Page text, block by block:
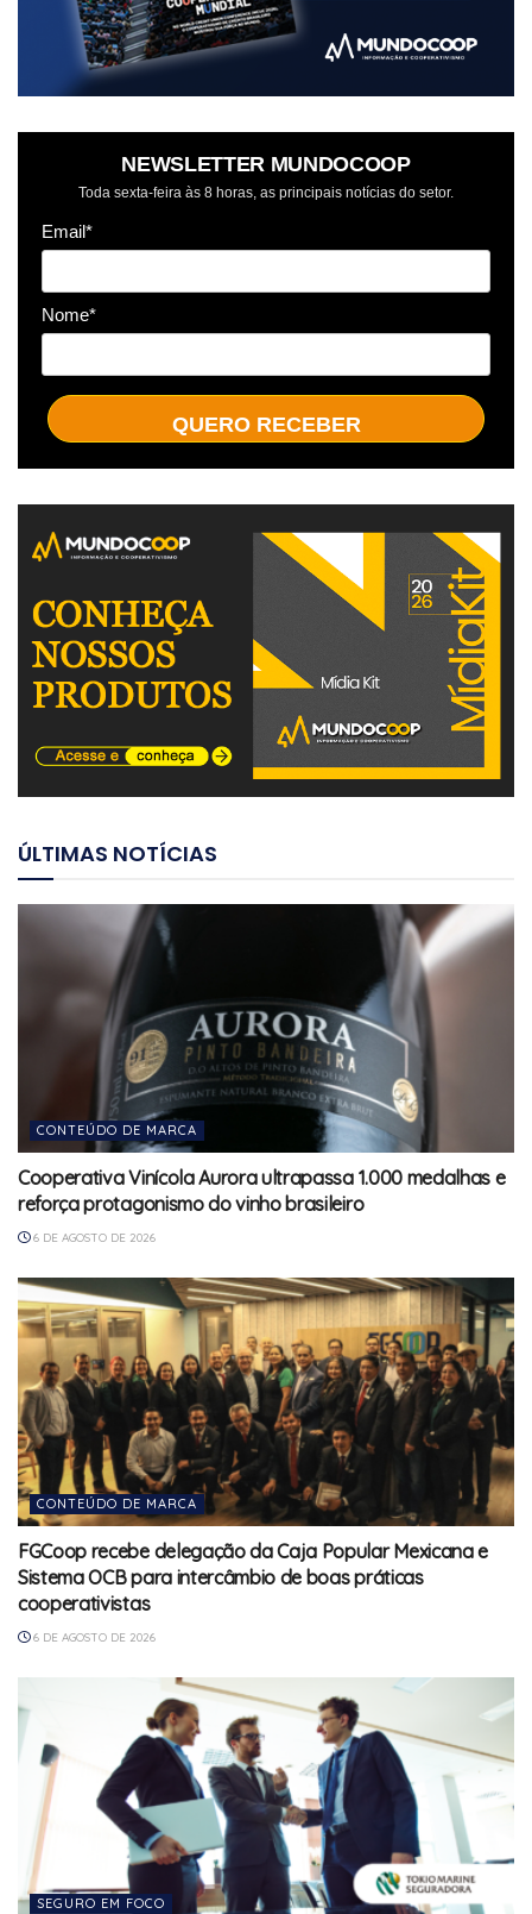
NEWSLETTER MUNDOCOOP
Toda sexta-feira às 8 horas, as principais notícias do setor.
Email*
Nome*
QUERO RECEBER
ÚLTIMAS NOTÍCIAS
CONTEÚDO DE MARCA
Cooperativa Vinícola Aurora ultrapassa 1.000 medalhas e
reforça protagonismo do vinho brasileiro
6 DE AGOSTO DE 2026
CONTEÚDO DE MARCA
FGCoop recebe delegação da Caja Popular Mexicana e
Sistema OCB para intercâmbio de boas práticas
cooperativistas
6 DE AGOSTO DE 2026
SEGURO EM FOCO